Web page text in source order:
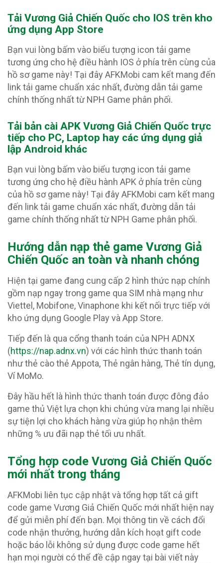
Tải Vương Giả Chiến Quốc cho IOS trên kho
ứng dụng App Store
Bạn vui lòng bấm vào biểu tượng icon tải game
tương ứng cho hệ điều hành IOS ở phía trên cùng của
hồ sơ game này! Tại đây AFKMobi cam kết mang đến
link tải game chuẩn xác nhất, đường dẫn tải game
chính thống nhất từ NPH Game phân phối.
Tải bản cài APK Vương Giả Chiến Quốc trực
tiếp cho PC, Laptop hay các ứng dụng giả
lập Android khác
Bạn vui lòng bấm vào biểu tượng icon tải game
tương ứng cho hệ điều hành APK ở phía trên cùng
của hồ sơ game này! Tại đây AFKMobi cam kết mang
đến link tải game chuẩn xác nhất, đường dẫn tải
game chính thống nhất từ NPH Game phân phối.
Hướng dẫn nạp thẻ game Vương Giả
Chiến Quốc an toàn và nhanh chóng
Hiện tại game đang cung cấp 2 hình thức nạp chính
gồm nạp ngay trong game qua SIM nhà mạng như
Viettel, Mobifone, Vinaphone khi kết nối trực tiếp với
kho ứng dụng Google Play và App Store.
Tiếp đến là qua cổng thanh toán của NPH ADNX
(https://nap.adnx.vn) với các hình thức thanh toán
như thẻ cào thẻ Appota, Thẻ ngân hàng, Thẻ tín dụng,
Ví MoMo.
Đây hầu hết là hình thức thanh toán được đông đảo
game thủ Việt lựa chọn khi chúng vừa mang lại nhiều
sự tiện lợi cho khách hàng vừa giúp họ nhận thêm
những % ưu đãi nạp thẻ tối ưu nhất.
Tổng hợp code Vương Giả Chiến Quốc
mới nhất trong tháng
AFKMobi liên tục cập nhật và tổng hợp tất cả gift
code game Vương Giả Chiến Quốc mới nhất hiện nay
để gửi miễn phí đến bạn. Mọi thông tin về cách đổi
code nhận thưởng, hướng dẫn kích hoạt gift code
hoặc báo lỗi không sử dụng được code game hết
hạn mọi người có thể đề cập ngay tại bài viết này